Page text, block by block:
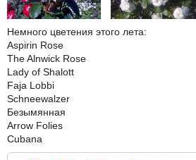
Немного цветения этого лета:
Aspirin Rose
The Alnwick Rose
Lady of Shalott
Faja Lobbi
Schneewalzer
Безымянная
Arrow Folies
Cubana